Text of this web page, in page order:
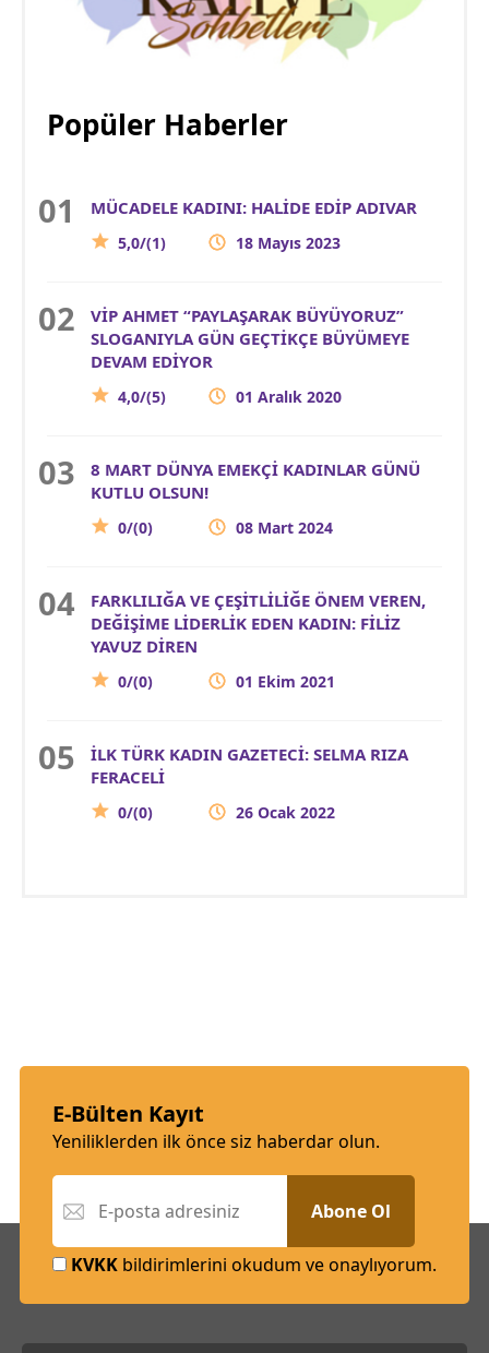
Popüler Haberler
MÜCADELE KADINI: HALİDE EDİP ADIVAR
5,0/(1) 18 Mayıs 2023
VİP AHMET “PAYLAŞARAK BÜYÜYORUZ”
SLOGANIYLA GÜN GEÇTİKÇE BÜYÜMEYE
DEVAM EDİYOR
4,0/(5) 01 Aralık 2020
8 MART DÜNYA EMEKÇİ KADINLAR GÜNÜ
KUTLU OLSUN!
0/(0) 08 Mart 2024
FARKLILIĞA VE ÇEŞİTLİLİĞE ÖNEM VEREN,
DEĞİŞİME LİDERLİK EDEN KADIN: FİLİZ
YAVUZ DİREN
0/(0) 01 Ekim 2021
İLK TÜRK KADIN GAZETECİ: SELMA RIZA
FERACELİ
0/(0) 26 Ocak 2022
E-Bülten Kayıt
Yeniliklerden ilk önce siz haberdar olun.
Abone Ol
KVKK bildirimlerini okudum ve onaylıyorum.